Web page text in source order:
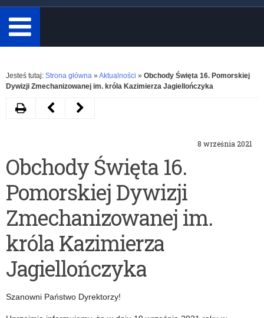
minimum
3
znaki.
Rozwiń
Jesteś tutaj: Strona główna » Aktualności » Obchody Święta 16. Pomorskiej
Dywizji Zmechanizowanej im. króla Kazimierza Jagiellończyka
8 września 2021
Obchody Święta 16.
Pomorskiej Dywizji
Zmechanizowanej im.
króla Kazimierza
Jagiellończyka
Szanowni Państwo Dyrektorzy!
DrukujNastępny
edukacyjny
,,Szkoła
przyjazna
wodzie
–
AKTYWNI
Poprzedni
edukacji
zdalnej.
Dylematy
i
wyzwania
–